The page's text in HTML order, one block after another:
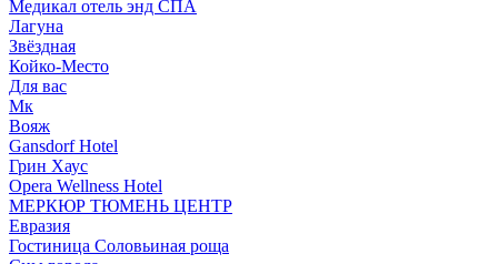
Медикал отель энд СПА
Лагуна
Звёздная
Койко-Место
Для вас
Мк
Вояж
Gansdorf Hotel
Грин Хаус
Opera Wellness Hotel
МЕРКЮР ТЮМЕНЬ ЦЕНТР
Евразия
Гостиница Соловьиная роща